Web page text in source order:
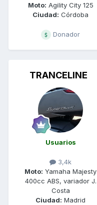
Moto: Agility City 125
Ciudad: Córdoba
Donador
TRANCELINE
Usuarios
3,4k
Moto: Yamaha Majesty
400cc ABS, variador J.
Costa
Ciudad: Madrid